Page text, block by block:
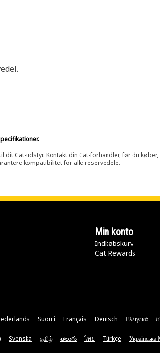
Cat-udstyr. Kontakt din Cat-forhandler, før du
kompatibilitet for alle reservedele.
Min konto
Indkøbskurv
Cat Rewards
Suomi Français Deutsch Ελληνικά
Svenska தமிழ் తెలుగు ไทย Türkçe Українська